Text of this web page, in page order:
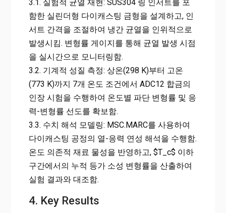
3.1. 실험적 균열 재현: SUS304 링 인서트를 포
함한 실린더형 다이캐스팅 금형을 설계하고, 인
서트 간격을 조절하여 냉간 균열을 인위적으로
발생시킴. 변형률 게이지를 통해 균열 발생 시점
을 실시간으로 모니터링함.
3.2. 기계적 성질 측정: 상온(298 K)부터 고온
(773 K)까지 7개 온도 조건에서 ADC12 합금의
인장 시험을 수행하여 온도별 파단 변형률 및 응
력-변형률 선도를 확보함.
3.3. 수치 해석 모델링: MSC.MARC를 사용하여
다이캐스팅 공정의 열-응력 연성 해석을 수행함.
온도 의존적 재료 물성을 반영하고, $T_c$ 이하
구간에서의 누적 등가 소성 변형률을 산출하여
실험 결과와 대조함.
4. Key Results